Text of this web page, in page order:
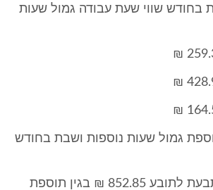
בחודש שווי שעת עבודה גמול שעות
גמול שעות נוספות ושבת בחודש
לפיכך, חייבת הנתבעת לתובע 852.85 ₪ בגין תוספת